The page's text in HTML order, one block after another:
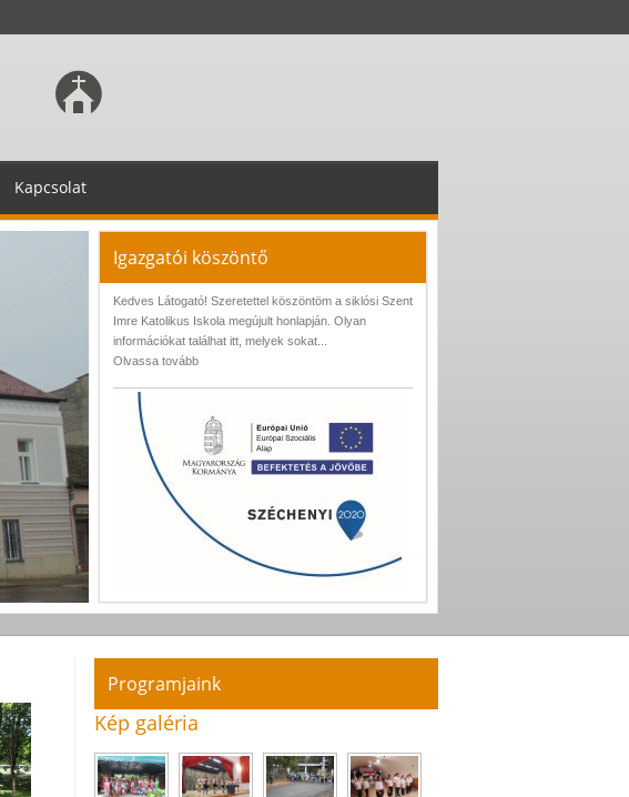
Kapcsolat
Igazgatói köszöntő
Kedves Látogató! Szeretettel köszöntöm a siklósi Szent
Imre Katolikus Iskola megújult honlapján. Olyan
információkat találhat itt, melyek sokat...
Olvassa tovább
Programjaink
Kép galéria